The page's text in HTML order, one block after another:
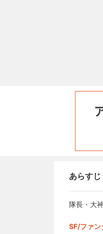
あらす
隊長・大
SF/ファン